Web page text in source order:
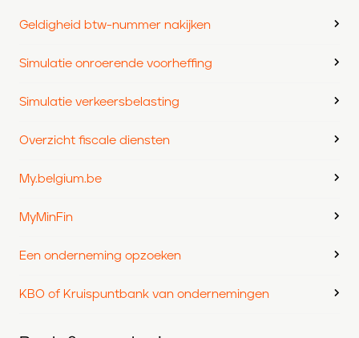
Geldigheid btw-nummer nakijken
Simulatie onroerende voorheffing
Simulatie verkeersbelasting
Overzicht fiscale diensten
My.belgium.be
MyMinFin
Een onderneming opzoeken
KBO of Kruispuntbank van ondernemingen